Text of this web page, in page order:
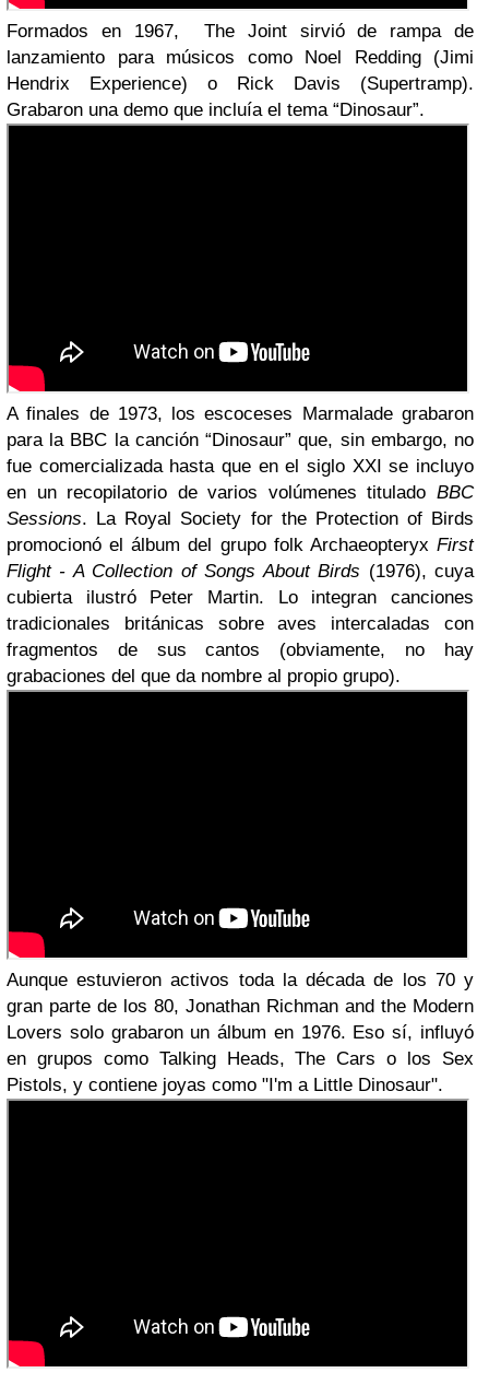
Formados en 1967, The Joint sirvió de rampa de
lanzamiento para músicos como Noel Redding (Jimi
Hendrix Experience) o Rick Davis (Supertramp).
Grabaron una demo que incluía el tema “Dinosaur”.
A finales de 1973, los escoceses Marmalade grabaron
para la BBC la canción “Dinosaur” que, sin embargo, no
fue comercializada hasta que en el siglo XXI se incluyo
en un recopilatorio de varios volúmenes titulado BBC
Sessions. La Royal Society for the Protection of Birds
promocionó el álbum del grupo folk Archaeopteryx First
Flight - A Collection of Songs About Birds (1976), cuya
cubierta ilustró Peter Martin. Lo integran canciones
tradicionales británicas sobre aves intercaladas con
fragmentos de sus cantos (obviamente, no hay
grabaciones del que da nombre al propio grupo).
Aunque estuvieron activos toda la década de los 70 y
gran parte de los 80, Jonathan Richman and the Modern
Lovers solo grabaron un álbum en 1976. Eso sí, influyó
en grupos como Talking Heads, The Cars o los Sex
Pistols, y contiene joyas como "I'm a Little Dinosaur".